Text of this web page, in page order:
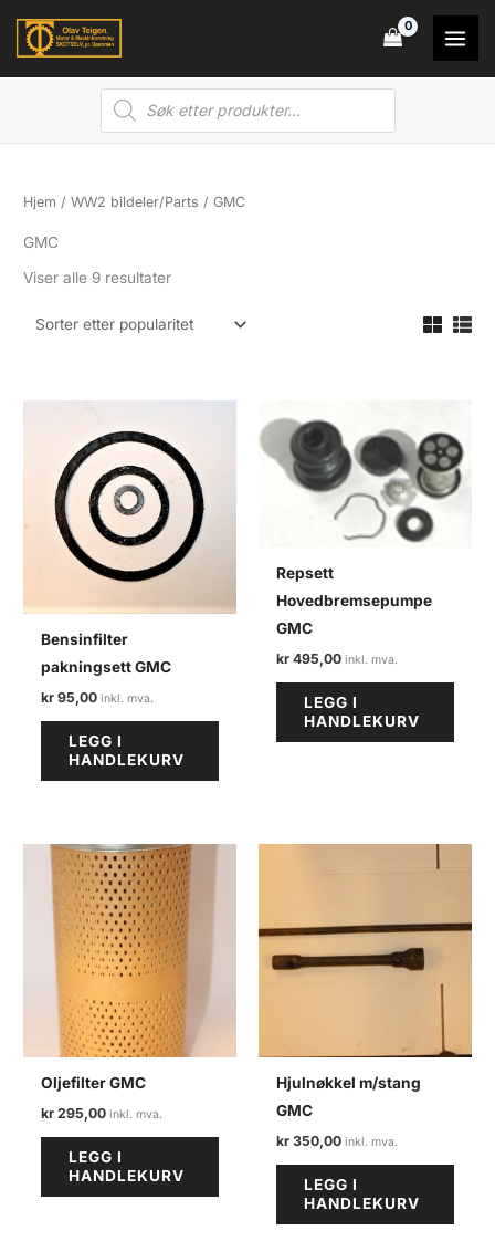
Products
search
Hjem /WW2 bildeler/Parts / GMC
GMC
Viser alle 9 resultaterSortert
Bensinfilter
pakningsett GMC
kr 95,00
LEGG I
HANDLEKURV
Repsett
Hovedbremsepumpe
GMC
kr 495,00
LEGG I
HANDLEKURV
Oljefilter GMC
kr 295,00
LEGG I
HANDLEKURV
Hjulnøkkel m/stang
GMC
kr 350,00
LEGG I
HANDLEKURV